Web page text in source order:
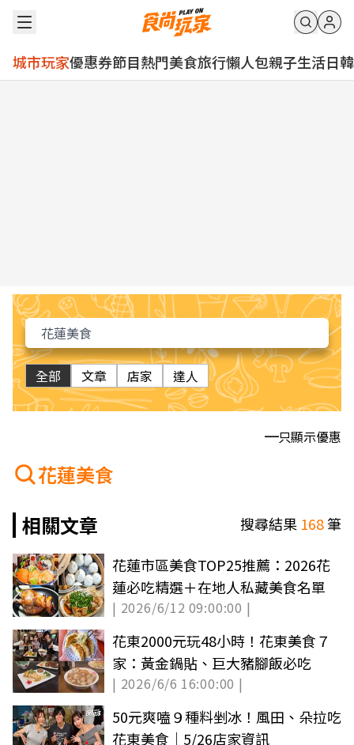
城市玩家優惠券節目熱門美食旅行懶人包親子生活日韓
全部 文章 店家 達人
只顯示優惠
花蓮美食
相關文章
搜尋結果 168筆
花蓮市區美食TOP25推薦：2026花
蓮必吃精選＋在地人私藏美食名單
| 2026/6/12 09:00:00 |
花東2000元玩48小時！花東美食７
家：黃金鍋貼、巨大豬腳飯必吃
| 2026/6/6 16:00:00 |
50元爽嗑９種料剉冰！風田、朵拉吃
花東美食｜5/26店家資訊